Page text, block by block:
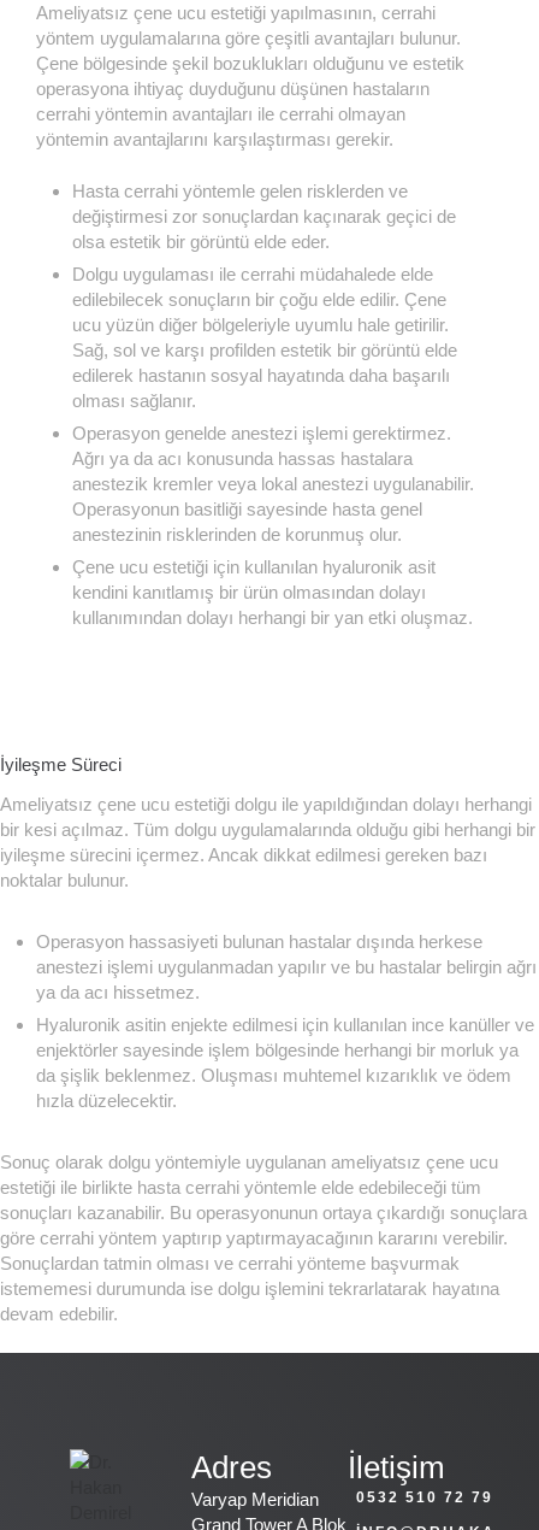
Ameliyatsız çene ucu estetiği yapılmasının, cerrahi
yöntem uygulamalarına göre çeşitli avantajları bulunur.
Çene bölgesinde şekil bozuklukları olduğunu ve estetik
operasyona ihtiyaç duyduğunu düşünen hastaların
cerrahi yöntemin avantajları ile cerrahi olmayan
yöntemin avantajlarını karşılaştırması gerekir.
Hasta cerrahi yöntemle gelen risklerden ve
değiştirmesi zor sonuçlardan kaçınarak geçici de
olsa estetik bir görüntü elde eder.
Dolgu uygulaması ile cerrahi müdahalede elde
edilebilecek sonuçların bir çoğu elde edilir. Çene
ucu yüzün diğer bölgeleriyle uyumlu hale getirilir.
Sağ, sol ve karşı profilden estetik bir görüntü elde
edilerek hastanın sosyal hayatında daha başarılı
olması sağlanır.
Operasyon genelde anestezi işlemi gerektirmez.
Ağrı ya da acı konusunda hassas hastalara
anestezik kremler veya lokal anestezi uygulanabilir.
Operasyonun basitliği sayesinde hasta genel
anestezinin risklerinden de korunmuş olur.
Çene ucu estetiği için kullanılan hyaluronik asit
kendini kanıtlamış bir ürün olmasından dolayı
kullanımından dolayı herhangi bir yan etki oluşmaz.
İyileşme Süreci
Ameliyatsız çene ucu estetiği dolgu ile yapıldığından dolayı herhangi
bir kesi açılmaz. Tüm dolgu uygulamalarında olduğu gibi herhangi bir
iyileşme sürecini içermez. Ancak dikkat edilmesi gereken bazı
noktalar bulunur.
Operasyon hassasiyeti bulunan hastalar dışında herkese
anestezi işlemi uygulanmadan yapılır ve bu hastalar belirgin ağrı
ya da acı hissetmez.
Hyaluronik asitin enjekte edilmesi için kullanılan ince kanüller ve
enjektörler sayesinde işlem bölgesinde herhangi bir morluk ya
da şişlik beklenmez. Oluşması muhtemel kızarıklık ve ödem
hızla düzelecektir.
Sonuç olarak dolgu yöntemiyle uygulanan ameliyatsız çene ucu
estetiği ile birlikte hasta cerrahi yöntemle elde edebileceği tüm
sonuçları kazanabilir. Bu operasyonunun ortaya çıkardığı sonuçlara
göre cerrahi yöntem yaptırıp yaptırmayacağının kararını verebilir.
Sonuçlardan tatmin olması ve cerrahi yönteme başvurmak
istememesi durumunda ise dolgu işlemini tekrarlatarak hayatına
devam edebilir.
Adres
Varyap Meridian
Grand Tower A Blok
İletişim
0532 510 72 79